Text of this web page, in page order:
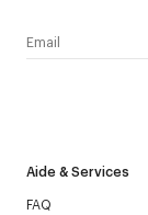
Aide & Services
FAQ